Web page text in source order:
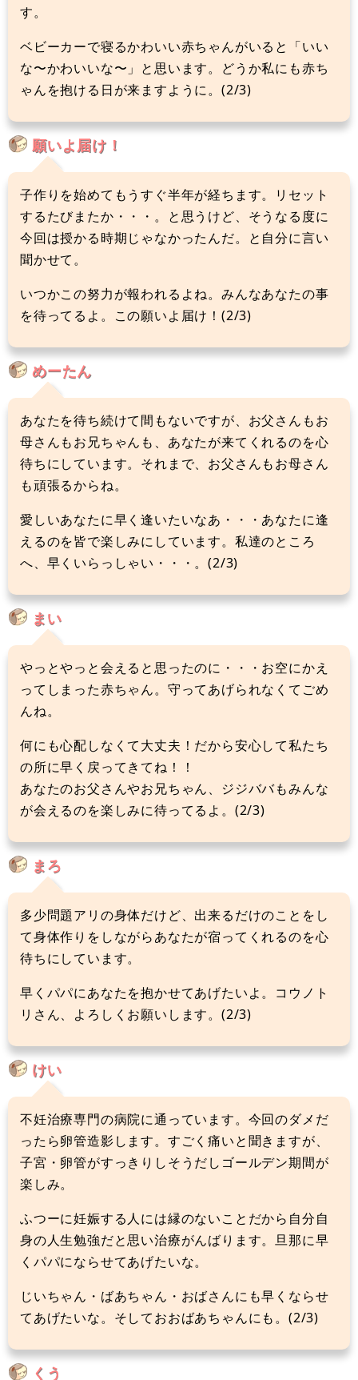
す。
ベビーカーで寝るかわいい赤ちゃんがいると「いい
な〜かわいいな〜」と思います。どうか私にも赤ち
ゃんを抱ける日が来ますように。(2/3)
願いよ届け！
子作りを始めてもうすぐ半年が経ちます。リセット
するたびまたか・・・。と思うけど、そうなる度に
今回は授かる時期じゃなかったんだ。と自分に言い
聞かせて。
いつかこの努力が報われるよね。みんなあなたの事
を待ってるよ。この願いよ届け！(2/3)
めーたん
あなたを待ち続けて間もないですが、お父さんもお
母さんもお兄ちゃんも、あなたが来てくれるのを心
待ちにしています。それまで、お父さんもお母さん
も頑張るからね。
愛しいあなたに早く逢いたいなあ・・・あなたに逢
えるのを皆で楽しみにしています。私達のところ
へ、早くいらっしゃい・・・。(2/3)
まい
やっとやっと会えると思ったのに・・・お空にかえ
ってしまった赤ちゃん。守ってあげられなくてごめ
んね。
何にも心配しなくて大丈夫！だから安心して私たち
の所に早く戻ってきてね！！
あなたのお父さんやお兄ちゃん、ジジババもみんな
が会えるのを楽しみに待ってるよ。(2/3)
まろ
多少問題アリの身体だけど、出来るだけのことをし
て身体作りをしながらあなたが宿ってくれるのを心
待ちにしています。
早くパパにあなたを抱かせてあげたいよ。コウノト
リさん、よろしくお願いします。(2/3)
けい
不妊治療専門の病院に通っています。今回のダメだ
ったら卵管造影します。すごく痛いと聞きますが、
子宮・卵管がすっきりしそうだしゴールデン期間が
楽しみ。
ふつーに妊娠する人には縁のないことだから自分自
身の人生勉強だと思い治療がんばります。旦那に早
くパパにならせてあげたいな。
じいちゃん・ばあちゃん・おばさんにも早くならせ
てあげたいな。そしておおばあちゃんにも。(2/3)
くう